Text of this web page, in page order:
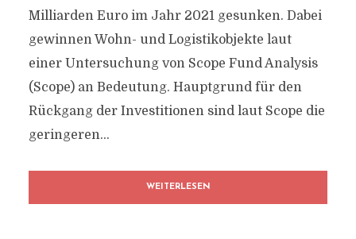
Milliarden Euro im Jahr 2021 gesunken. Dabei
gewinnen Wohn- und Logistikobjekte laut
einer Untersuchung von Scope Fund Analysis
(Scope) an Bedeutung. Hauptgrund für den
Rückgang der Investitionen sind laut Scope die
geringeren...
WEITERLESEN